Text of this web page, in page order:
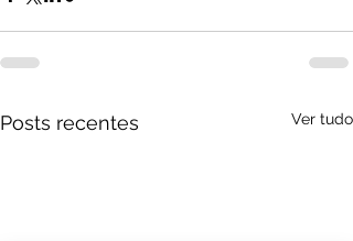
Posts recentes Ver tudo